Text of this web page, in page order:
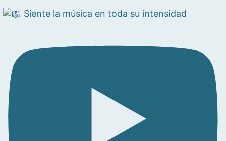
Siente la música en toda su intensidad